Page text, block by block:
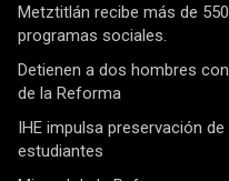
Metztitlán recibe más de
programas sociales.
Detienen a dos hombres
de la Reforma
IHE impulsa preservación
estudiantes